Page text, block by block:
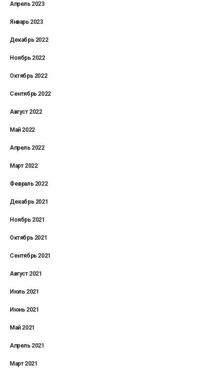
Апрель 2023
Январь 2023
Декабрь 2022
Ноябрь 2022
Октябрь 2022
Сентябрь 2022
Август 2022
Май 2022
Апрель 2022
Март 2022
Февраль 2022
Декабрь 2021
Ноябрь 2021
Октябрь 2021
Сентябрь 2021
Август 2021
Июль 2021
Июнь 2021
Май 2021
Апрель 2021
Март 2021